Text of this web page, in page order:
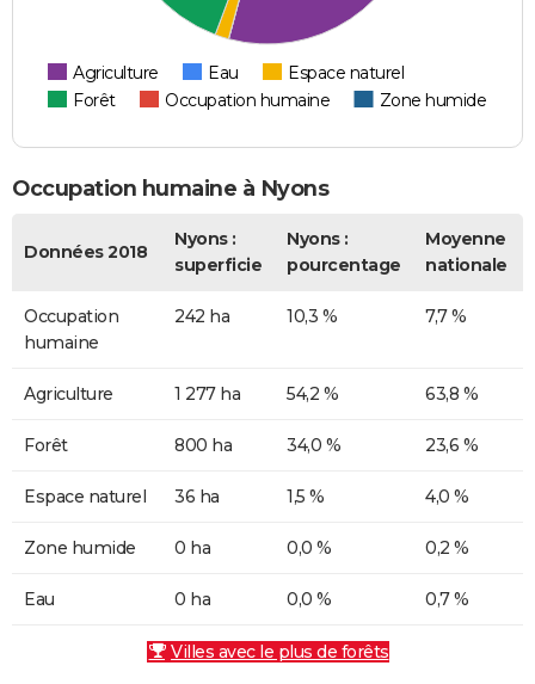
Agriculture Eau
Espace naturel
Forêt
Occupation humaine Zone humide
Occupation humaine à Nyons
Données 2018
Nyons :
superficie
Nyons :
pourcentage
Moyenne
nationale
Occupation
humaine
242 ha 10,3 % 7,7 %
Agriculture 1 277 ha 54,2 % 63,8 %
Forêt 800 ha 34,0 % 23,6 %
Espace naturel 36 ha 1,5 % 4,0 %
Zone humide 0 ha 0,0 % 0,2 %
Eau 0 ha 0,0 % 0,7 %
Villes avec le plus de forêts